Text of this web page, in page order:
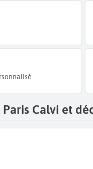
Calvi et